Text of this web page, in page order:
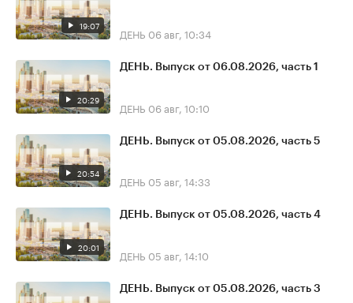
19:07 ДЕНЬ 06 авг, 10:34
20:29
ДЕНЬ. Выпуск от 06.08.2026, часть 1
ДЕНЬ 06 авг, 10:10
20:54
ДЕНЬ. Выпуск от 05.08.2026, часть 5
ДЕНЬ 05 авг, 14:33
20:01
ДЕНЬ. Выпуск от 05.08.2026, часть 4
ДЕНЬ 05 авг, 14:10
ДЕНЬ. Выпуск от 05.08.2026, часть 3